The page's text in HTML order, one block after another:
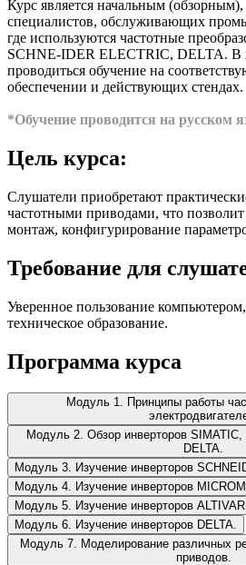
Курс является начальным (обзорным),
специалистов, обслуживающих
где используются частотные
SCHNE-IDER ELECTRIC, DELTA. В
проводиться обучение на
обеспечении и действующих стендах.
*Обучение проводится на русском
Цель курса:
Слушатели приобретают
частотными приводами, что
монтаж, конфигурирование
Требование для
Уверенное пользование
техническое образование.
Программа курса
Модуль 1. Принципы работы
Модуль 2. Обзор инверторов SIMATIC,
DELTA.
Модуль 3. Изучение инверторов
Модуль 4. Изучение инверторов
Модуль 5. Изучение инверторов ALTIVAR.
Модуль 6. Изучение инверторов DELTA.
Модуль 7. Моделирование различных
приводов.